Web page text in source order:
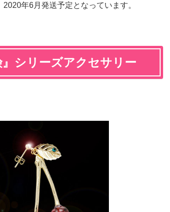
年6月発送予定となっています。
』シリーズアクセサリー